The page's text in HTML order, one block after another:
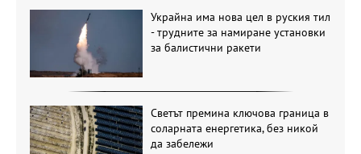
Украйна има нова цел в руския тил
- трудните за намиране установки
за балистични ракети
Светът премина ключова граница в
соларната енергетика, без никой
да забележи